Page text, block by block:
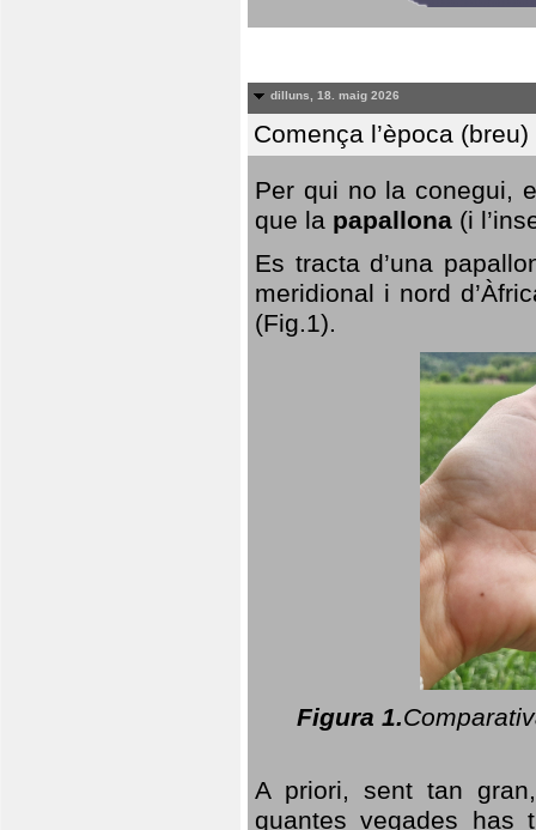
dilluns, 18. maig 2026
Comença l’època
Per qui no la conegui,
que la papallona (i
Es tracta d’una
meridional i nord
(Fig.1).
Figura 1.
A priori, sent tan
quantes vegades has